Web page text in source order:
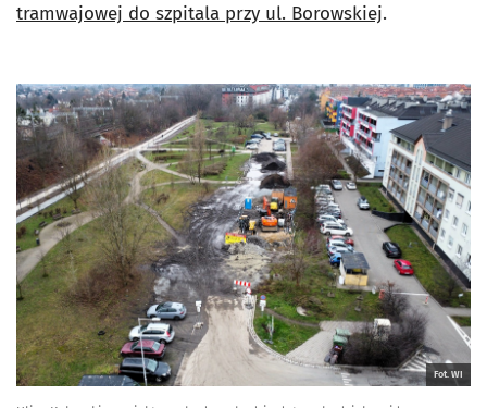
tramwajowej do szpitala przy ul. Borowskiej.
Fot. WI